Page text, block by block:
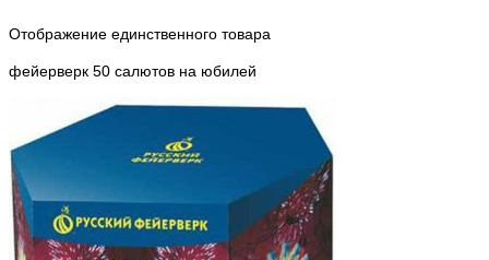
Отображение единственного товара
фейерверк 50 салютов на юбилей